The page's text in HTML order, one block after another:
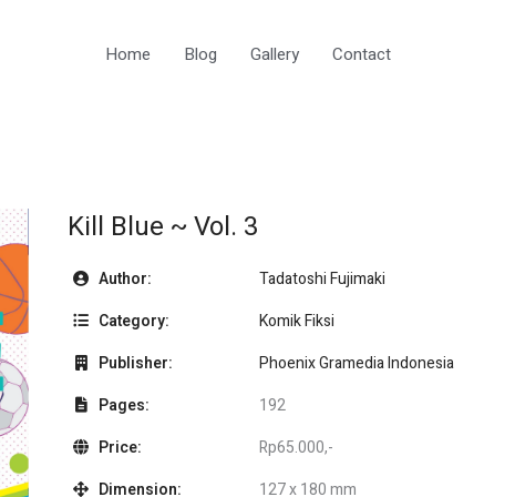
Home Blog Gallery Contact
Kill Blue ~ Vol. 3
Author:
Tadatoshi Fujimaki
Category:
Komik Fiksi
Publisher:
Phoenix Gramedia Indonesia
Pages:
192
Price:
Rp65.000,-
Dimension:
127 x 180 mm